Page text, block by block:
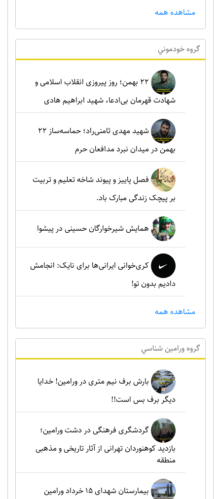
مشاهده همه
گروه خودموني
۲۲ بهمن؛ روز پیروزی انقلاب اسلامی و
شهادت قهرمان بی‌ادعا، شهید ابراهیم هادی
شهید مهدی ثامنی‌راد؛ حماسه‌ساز ۲۲
بهمن در میدان نبرد مدافعان حرم
فصل پاییز و پیوند شاخه تعلیم و تربیت
بر پیچک زندگی مبارک باد.
همایش شیرخوارگان حسینی در پیشوا
کری‌خوانی ایرانی‌ها برای نایک: انجامش
دادیم بدون تو!
مشاهده همه
گروه ورامين شناسي
بارش برف نیم متری در ورامین! خدایا
دیگر برف بس است!!
گردشگری فرهنگی در دشت ورامین؛
بازدید کوهنوردان تهرانی از آثار تاریخی و مذهبی
منطقه
بیمارستان شهدای 15 خرداد ورامین